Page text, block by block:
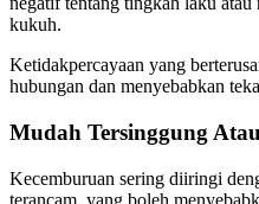
kukuh.
Ketidakpercayaan yang
hubungan dan menyebabkan
Mudah Tersinggung
Kecemburuan sering diiringi
terancam, yang boleh